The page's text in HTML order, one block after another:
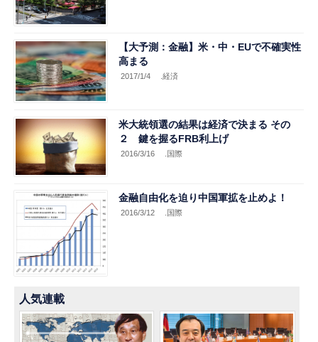
【大予測：金融】米・中・EUで不確実性
高まる
2017/1/4 .経済
米大統領選の結果は経済で決まる その
２ 鍵を握るFRB利上げ
2016/3/16 .国際
金融自由化を迫り中国軍拡を止めよ！
2016/3/12 .国際
人気連載